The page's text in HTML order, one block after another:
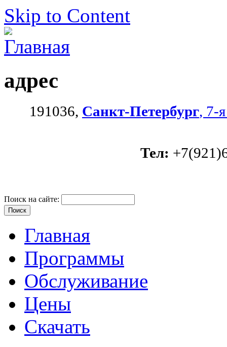
Skip to Content
адрес
191036, Санкт-Петербург, 7-
Тел:
Поиск на сайте:
Главная
Программы
Обслуживание
Цены
Скачать